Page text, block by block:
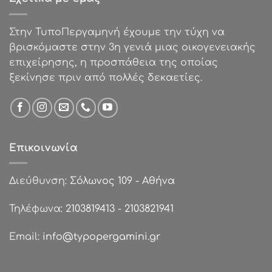
Στην ΤυποΠεργαμηνή έχουμε την τύχη να
βρισκόμαστε στην 3η γενιά μιας οικογενειακής
επιχείρησης, η προσπάθεια της οποίας
ξεκίνησε πριν από πολλές δεκαετίες.
Επικοινωνία
Διεύθυνση: Σόλωνος 109 - Αθήνα
Τηλέφωνα: 2103819413 - 2103821941
Email: info@typopergamini.gr